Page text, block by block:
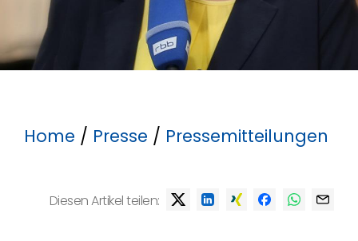
Home / Presse / Pressemitteilungen
Diesen Artikel teilen: